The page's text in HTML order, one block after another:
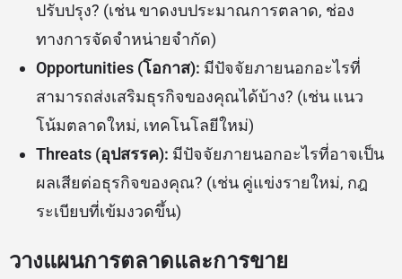
ปรับปรุง? (เช่น ขาดงบประมาณการตลาด, ช่อง
ทางการจัดจำหน่ายจำกัด)
Opportunities (โอกาส): มีปัจจัยภายนอกอะไรที่
สามารถส่งเสริมธุรกิจของคุณได้บ้าง? (เช่น แนว
โน้มตลาดใหม่, เทคโนโลยีใหม่)
Threats (อุปสรรค): มีปัจจัยภายนอกอะไรที่อาจเป็น
ผลเสียต่อธุรกิจของคุณ? (เช่น คู่แข่งรายใหม่, กฎ
ระเบียบที่เข้มงวดขึ้น)
วางแผนการตลาดและการขาย